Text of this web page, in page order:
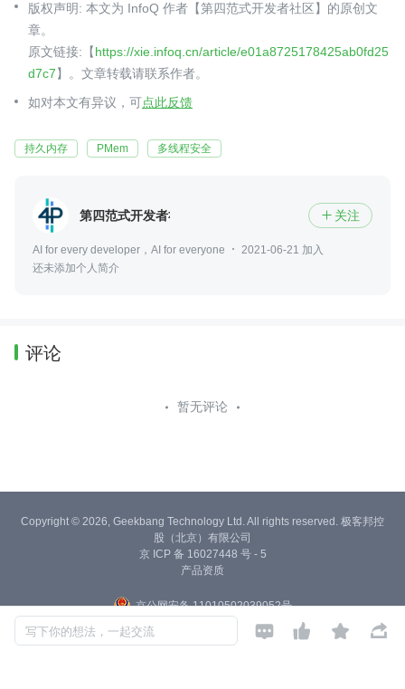
版权声明: 本文为 InfoQ 作者【第四范式开发者社区】的原创文
章。
原文链接:【https://xie.infoq.cn/article/e01a8725178425ab0fd25
d7c7】。文章转载请联系作者。
如对本文有异议，可点此反馈
持久内存 PMem 多线程安全
第四范式开发者社区  关注
AI for every developer，AI for everyone
2021-06-21 加入
还未添加个人简介
评论
暂无评论
写下你的想法，一起交流    
Copyright © 2026, Geekbang Technology Ltd. All rights reserved. 极客邦控
股（北京）有限公司
京 ICP 备 16027448 号 - 5
产品资质
京公网安备 11010502039052号